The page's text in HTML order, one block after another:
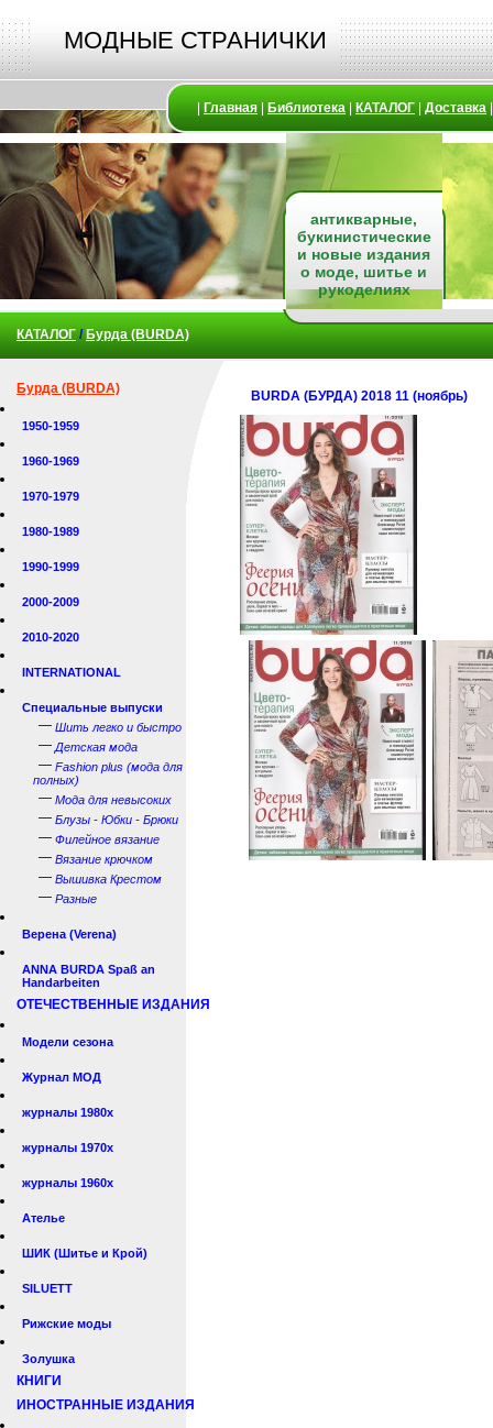
МОДНЫЕ СТРАНИЧКИ
Главная Библиотека КАТАЛОГ Доставка
антикварные,
букинистические
и новые издания
о моде, шитье и
рукоделиях
КАТАЛОГ / Бурда (BURDA)
Бурда (BURDA)
1950-1959
1960-1969
1970-1979
1980-1989
1990-1999
2000-2009
2010-2020
INTERNATIONAL
Специальные выпуски
— Шить легко и быстро
— Детская мода
— Fashion plus (мода для
полных)
— Мода для невысоких
— Блузы - Юбки - Брюки
— Филейное вязание
— Вязание крючком
— Вышивка Крестом
— Разные
Верена (Verena)
ANNA BURDA Spaß an
Handarbeiten
ОТЕЧЕСТВЕННЫЕ ИЗДАНИЯ
Модели сезона
Журнал МОД
журналы 1980х
журналы 1970х
журналы 1960х
Ателье
ШИК (Шитье и Крой)
SILUETT
Рижские моды
Золушка
КНИГИ
ИНОСТРАННЫЕ ИЗДАНИЯ
BURDA (БУРДА) 2018 11 (ноябрь)